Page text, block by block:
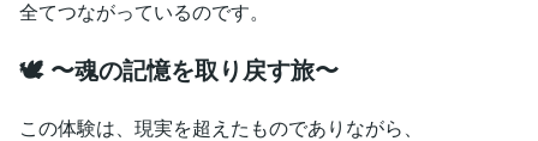
全てつながっているのです。
🕊 〜魂の記憶を取り戻す旅〜
この体験は、現実を超えたものでありながら、